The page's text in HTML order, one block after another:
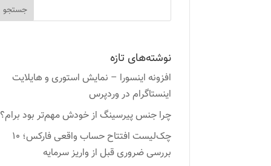
نوشته‌های تازه
افزونه اینسورا – نمایش استوری و هایلایت
اینستاگرام در وردپرس
چرا جنس پیرسینگ از خودش مهم‌تر بود برام؟
چک‌لیست افتتاح حساب واقعی فارکس؛ ۱۰
بررسی ضروری قبل از واریز سرمایه